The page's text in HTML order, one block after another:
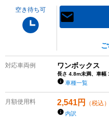
空き待ち可
対応車両例 ワンボックス
長さ 4.8m未満、車幅
車種一覧
月額使用料 2,541円 （税込
内訳